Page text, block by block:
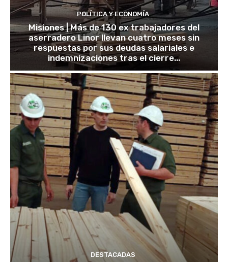
POLÍTICA Y ECONOMÍA
Misiones | Más de 130 ex trabajadores del
aserradero Linor llevan cuatro meses sin
respuestas por sus deudas salariales e
indemnizaciones tras el cierre...
DESTACADAS